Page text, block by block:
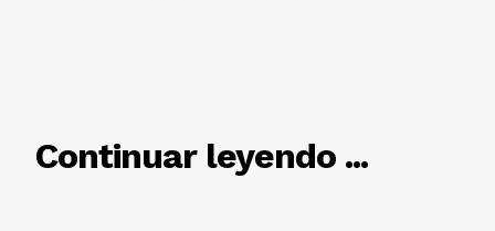
Continuar leyendo ...
RELACIONADO